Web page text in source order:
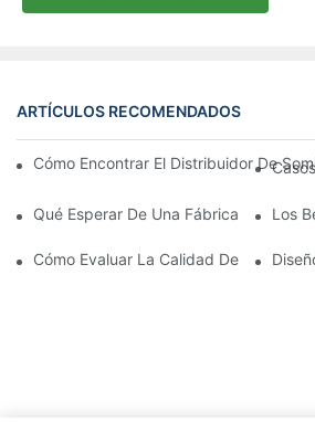
ARTÍCULOS RECOMENDADOS
Cómo Encontrar El Distribuidor De
Qué Esperar De Una Fábrica Líder De
Los
Cómo Evaluar La Calidad De Una